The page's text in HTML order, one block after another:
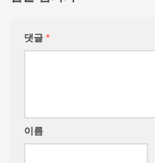
댓글 *
이름